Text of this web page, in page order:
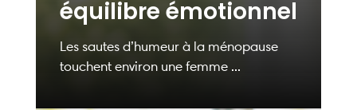
équilibre émotionnel
Les sautes d’humeur à la ménopause
touchent environ une femme ...